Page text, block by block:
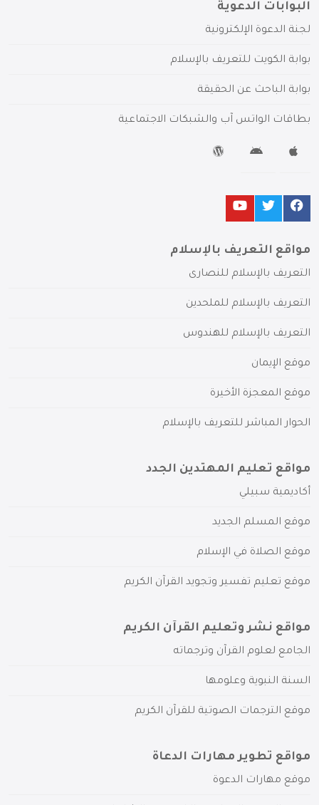
البوابات الدعوية
لجنة الدعوة الإلكترونية
بوابة الكويت للتعريف بالإسلام
بوابة الباحث عن الحقيقة
بطاقات الواتس آب والشبكات الاجتماعية
مواقع التعريف بالإسلام
التعريف بالإسلام للنصارى
التعريف بالإسلام للملحدين
التعريف بالإسلام للهندوس
موقع الإيمان
موقع المعجزة الأخيرة
الحوار المباشر للتعريف بالإسلام
مواقع تعليم المهتدين الجدد
أكاديمية سبيلي
موقع المسلم الجديد
موقع الصلاة في الإسلام
موقع تعليم تفسير وتجويد القرآن الكريم
مواقع نشر وتعليم القرآن الكريم
الجامع لعلوم القرآن وترجماته
السنة النبوية وعلومها
موقع الترجمات الصوتية للقرآن الكريم
مواقع تطوير مهارات الدعاة
موقع مهارات الدعوة